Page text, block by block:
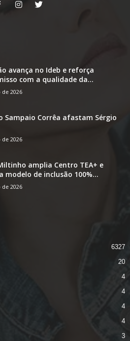
avança no Ideb e reforça
com a qualidade da...
de 2026
Sampaio Corrêa afastam Sérgio
de 2026
amplia Centro TEA+ e
modelo de inclusão 100%...
de 2026
6327
20
4
4
4
4
3